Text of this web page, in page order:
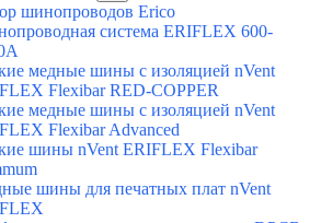
шинопроводов Erico
система ERIFLEX 600-
медные шины с изоляцией nVent
Flexibar RED-COPPER
медные шины с изоляцией nVent
Flexibar Advanced
шины nVent ERIFLEX Flexibar
шины для печатных плат nVent